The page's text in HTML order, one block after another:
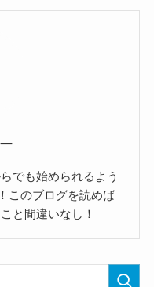
でも始められるよう
このブログを読めば
と間違いなし！